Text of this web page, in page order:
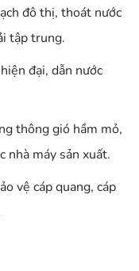
đô thị, thoát nước
tập trung.
đại, dẫn nước
thông gió hầm mỏ,
nhà máy sản xuất.
vệ cáp quang, cáp